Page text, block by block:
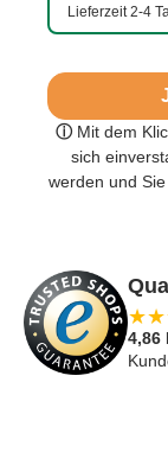
ⓘ Mit dem
sich
werden und
Lieferzeit 2-4
★★
4,86